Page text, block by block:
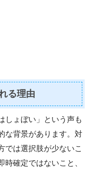
る理由
しょぼい」という声も
な背景があります。対
では選択肢が少ないこ
時確定ではないこと、